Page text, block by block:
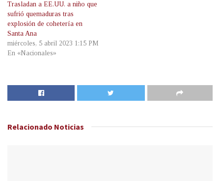
Trasladan a EE.UU. a niño que
sufrió quemaduras tras
explosión de cohetería en
Santa Ana
miércoles, 5 abril 2023 1:15 PM
En «Nacionales»
Relacionado Noticias